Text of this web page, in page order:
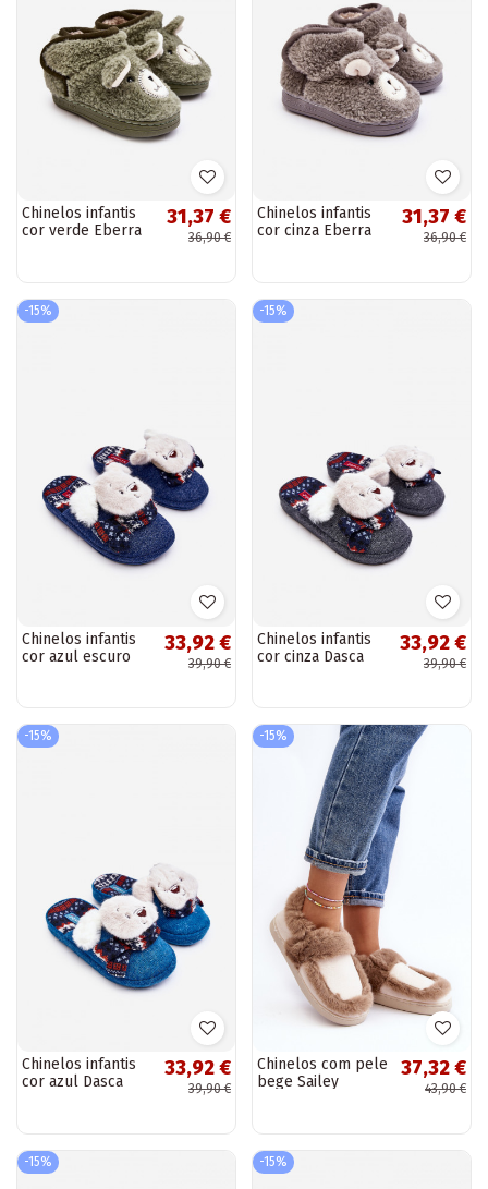
Chinelos infantis
cor verde Eberra
31,37 €
36,90 €
Chinelos infantis
cor cinza Eberra
31,37 €
36,90 €
-15%
Chinelos infantis
cor azul escuro
33,92 €
39,90 €
-15%
Chinelos infantis
cor cinza Dasca
33,92 €
39,90 €
-15%
Chinelos infantis
cor azul Dasca
33,92 €
39,90 €
-15%
Chinelos com pele
bege Sailey
37,32 €
43,90 €
-15% -15%